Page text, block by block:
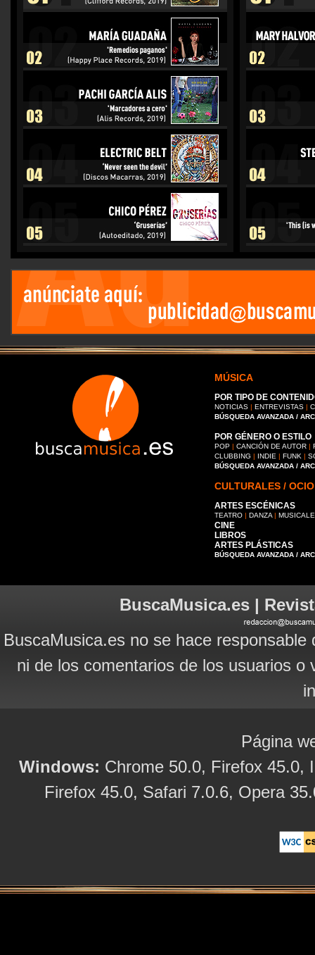
MÚSICA
POR TIPO DE
NOTICIAS | ENTREVISTAS |
BÚSQUEDA AVANZADA /
POR GÉNERO O ESTILO
POP | CANCIÓN DE AUTOR |
CLUBBING | INDIE | FUNK |
BÚSQUEDA AVANZADA /
CULTURALES / OCIO
ARTES ESCÉNICAS
TEATRO | DANZA |
CINE
LIBROS
ARTES PLÁSTICAS
BÚSQUEDA AVANZADA /
BuscaMusica.es |
BuscaMusica.es no se hace
ni de los comentarios de los usuarios
Página
Windows: Chrome 50.0, Firefox 45.0,
Firefox 45.0, Safari 7.0.6, Opera